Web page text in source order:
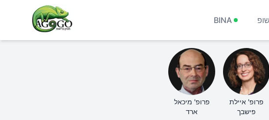
BINA
פרופ' איילת
פישבך
פרופ' מיכאל
ארד